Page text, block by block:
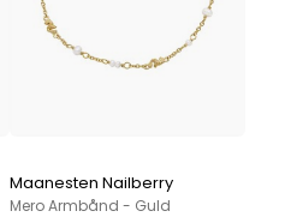
Maanesten Nailberry
Mero Armbånd - Guld